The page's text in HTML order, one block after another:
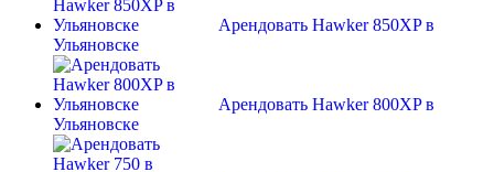
Арендовать Hawker 850XP в
Ульяновске
Арендовать Hawker 800XP в
Ульяновске